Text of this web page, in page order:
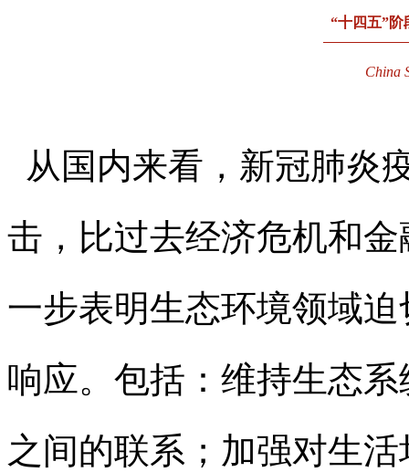
“十四五”阶
China
从国内来看，新冠肺炎
击，比过去经济危机和
一步表明生态环境领域
响应。 包括： 维持生态
之间的联系； 加强对生